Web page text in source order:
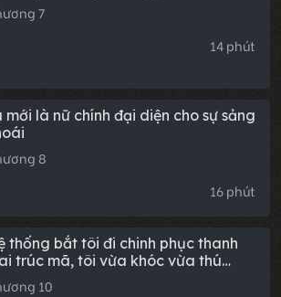
7
14 phút
mới là nữ chính đại diện cho sự sảng
8
16 phút
thống bắt tôi đi chinh phục thanh
trúc mã, tôi vừa khóc vừa thú
anh ấy bóp nát luôn cả hệ thống
10